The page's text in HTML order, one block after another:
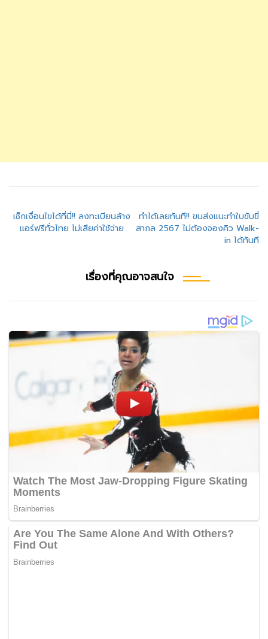
แนะแนว
เรื่อง
เช็กเงื่อนไขได้ที่นี่!! ลงทะเบียนล้าง
แอร์ฟรีทั่วไทย ไม่เสียค่าใช้จ่าย
ทำได้เลยทันที!! ขนส่งแนะทําใบขับขี่
สากล 2567 ไม่ต้องจองคิว Walk-
in ได้ทันที
เรื่องที่คุณอาจสนใจ